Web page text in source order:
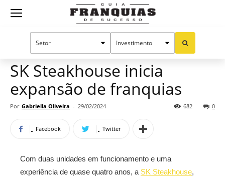
Guia
Mercado de franquias
SK Steakhouse inicia
expansão de franquias
Por Gabriella Oliveira - 29/02/2024 0
682
Facebook Twitter
Com duas unidades em funcionamento e uma
experiência de quase quatro anos, a SK Steakhouse,